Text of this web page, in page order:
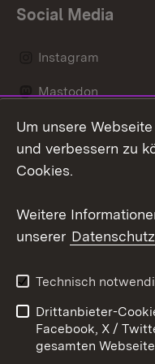
Social Media
Instagram
Mastodon
Messenger
Kontakt
Cookies
Um unsere
und verbessern zu
Cookies.
Weitere
unserer
Technisch
Drittanbieter-
Facebook, X /
gesamten